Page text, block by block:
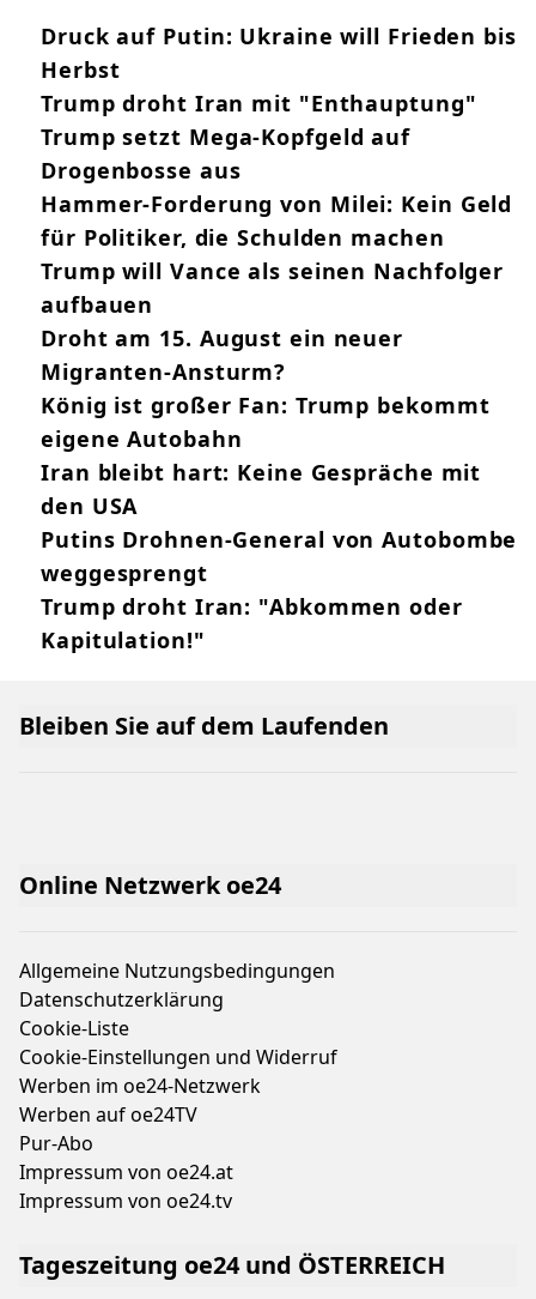
Druck auf Putin: Ukraine will Frieden bis
Herbst
Trump droht Iran mit "Enthauptung"
Trump setzt Mega-Kopfgeld auf
Drogenbosse aus
Hammer-Forderung von Milei: Kein Geld
für Politiker, die Schulden machen
Trump will Vance als seinen Nachfolger
aufbauen
Droht am 15. August ein neuer
Migranten-Ansturm?
König ist großer Fan: Trump bekommt
eigene Autobahn
Iran bleibt hart: Keine Gespräche mit
den USA
Putins Drohnen-General von Autobombe
weggesprengt
Trump droht Iran: "Abkommen oder
Kapitulation!"
Online Netzwerk oe24
Allgemeine Nutzungsbedingungen
Datenschutzerklärung
Cookie-Liste
Cookie-Einstellungen und Widerruf
Werben im oe24-Netzwerk
Werben auf oe24TV
Pur-Abo
Impressum von oe24.at
Impressum von oe24.tv
Tageszeitung oe24 und ÖSTERREICH
Bleiben Sie auf dem Laufenden